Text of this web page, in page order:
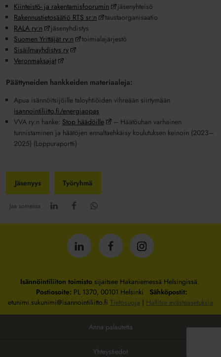
Kiinteistö- ja rakentamisfoorumin
jäsenyhteisö
Rakennustietosäätiö RTS sr:n
taustaorganisaatio
RALA ry:n
jäsenyhdistys
Suomen Yrittäjät ry:n
toimialajärjestö
Sisäilmayhdistys ry
Veronmaksajat
Päättyneiden hankkeiden materiaaleja:
Apua isännöitsijöille taloyhtiöiden vihreään siirtymään
isannointiliitto.fi/energiaopas
VVA ry:n hanke: Stop häädöille
– Häätöuhan varhainen
tunnistaminen ja häätöjen ennaltaehkäisy koulutuksen keinoin (2023–
2025) (Loppuraportti)
Jäsenyys Työryhmä
Jaa somessa
Isännöintiliitto
LinkedInissä
Isännöintiliitto
Facebookissa
Isännöintiliitto
Instagrammissa
Isännöintiliiton toimistosijaitsee Hakaniemessä Helsingissä.
Postiosoite: PL 1370, 00101 Helsinki Sähköpostit:
etunimi.sukunimi@isannointiliitto.fi Tietosuoja | Hallitse evästeasetuksia
Anna palautetta
Yhteystiedot